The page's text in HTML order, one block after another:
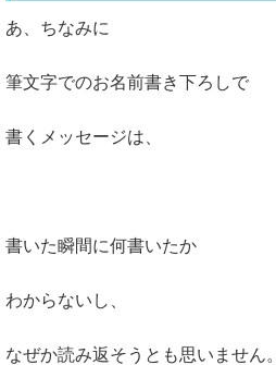
あ、ちなみに
筆文字でのお名前書き下ろしで
書くメッセージは、
書いた瞬間に何書いたか
わからないし、
なぜか読み返そうとも思いません。